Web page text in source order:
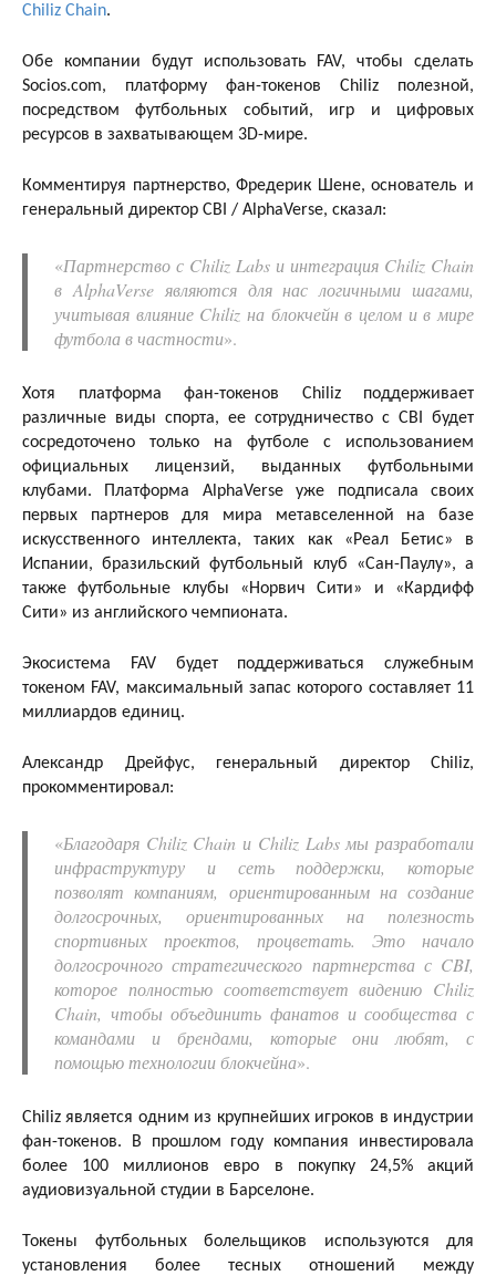
Chiliz Chain.
Обе компании будут использовать FAV, чтобы сделать
Socios.com, платформу фан-токенов Chiliz полезной,
посредством футбольных событий, игр и цифровых
ресурсов в захватывающем 3D-мире.
Комментируя партнерство, Фредерик Шене, основатель и
генеральный директор CBI / AlphaVerse, сказал:
«Партнерство с Chiliz Labs и интеграция Chiliz Chain
в AlphaVerse являются для нас логичными шагами,
учитывая влияние Chiliz на блокчейн в целом и в мире
футбола в частности».
Хотя платформа фан-токенов Chiliz поддерживает
различные виды спорта, ее сотрудничество с CBI будет
сосредоточено только на футболе с использованием
официальных лицензий, выданных футбольными
клубами. Платформа AlphaVerse уже подписала своих
первых партнеров для мира метавселенной на базе
искусственного интеллекта, таких как «Реал Бетис» в
Испании, бразильский футбольный клуб «Сан-Паулу», а
также футбольные клубы «Норвич Сити» и «Кардифф
Сити» из английского чемпионата.
Экосистема FAV будет поддерживаться служебным
токеном FAV, максимальный запас которого составляет 11
миллиардов единиц.
Александр Дрейфус, генеральный директор Chiliz,
прокомментировал:
«Благодаря Chiliz Chain и Chiliz Labs мы разработали
инфраструктуру и сеть поддержки, которые
позволят компаниям, ориентированным на создание
долгосрочных, ориентированных на полезность
спортивных проектов, процветать. Это начало
долгосрочного стратегического партнерства с CBI,
которое полностью соответствует видению Chiliz
Chain, чтобы объединить фанатов и сообщества с
командами и брендами, которые они любят, с
помощью технологии блокчейна».
Chiliz является одним из крупнейших игроков в индустрии
фан-токенов. В прошлом году компания инвестировала
более 100 миллионов евро в покупку 24,5% акций
аудиовизуальной студии в Барселоне.
Токены футбольных болельщиков используются для
установления более тесных отношений между